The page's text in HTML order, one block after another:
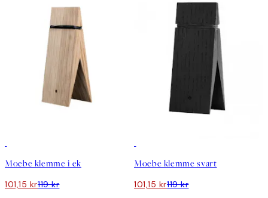
Moebe klemme i ek
101,15 kr119 kr
Moebe klemme svart
101,15 kr119 kr